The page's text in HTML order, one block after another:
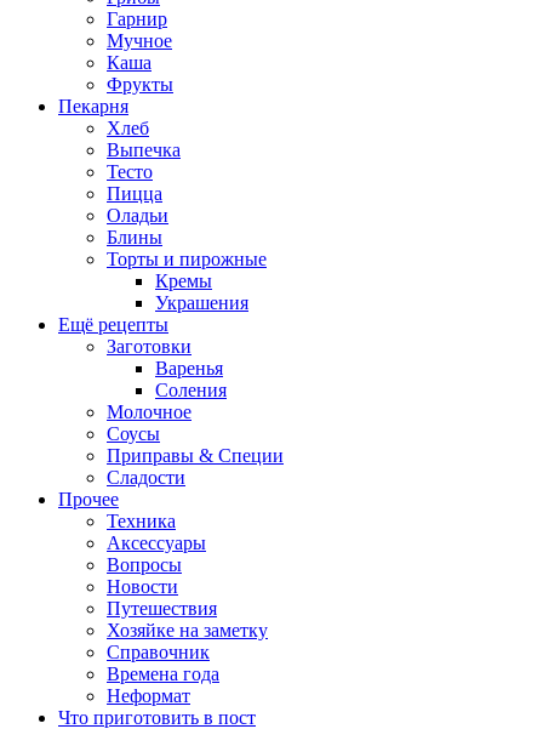
Гарнир
Мучное
Каша
Фрукты
Пекарня
Хлеб
Выпечка
Тесто
Пицца
Оладьи
Блины
Торты и пирожные
Кремы
Украшения
Ещё рецепты
Заготовки
Варенья
Соления
Молочное
Соусы
Приправы & Специи
Сладости
Прочее
Техника
Аксессуары
Вопросы
Новости
Путешествия
Хозяйке на заметку
Справочник
Времена года
Неформат
Что приготовить в пост